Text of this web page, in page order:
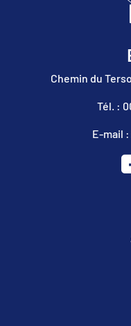
Chemin du
Tél. :
E-mail